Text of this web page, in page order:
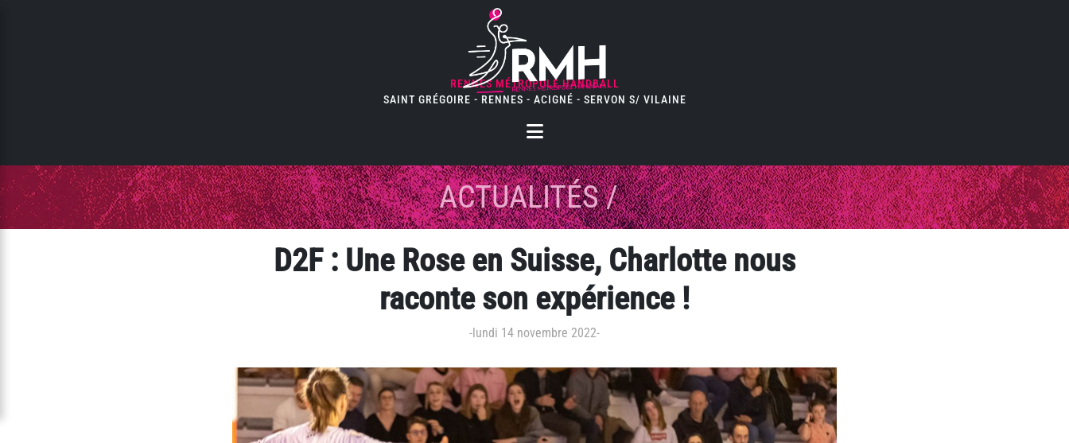
RENNES MÉTROPOLE HANDBALL
SAINT GRÉGOIRE - RENNES - ACIGNÉ - SERVON S/ VILAINE
ACTUALITÉS/
D2F : Une Rose en Suisse, Charlotte nous
raconte son expérience !
- lundi 14 novembre 2022-